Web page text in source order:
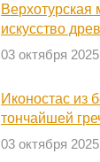
Верхотурская
искусство
03 октября 2025
Иконостас из
тончайшей
03 октября 2025